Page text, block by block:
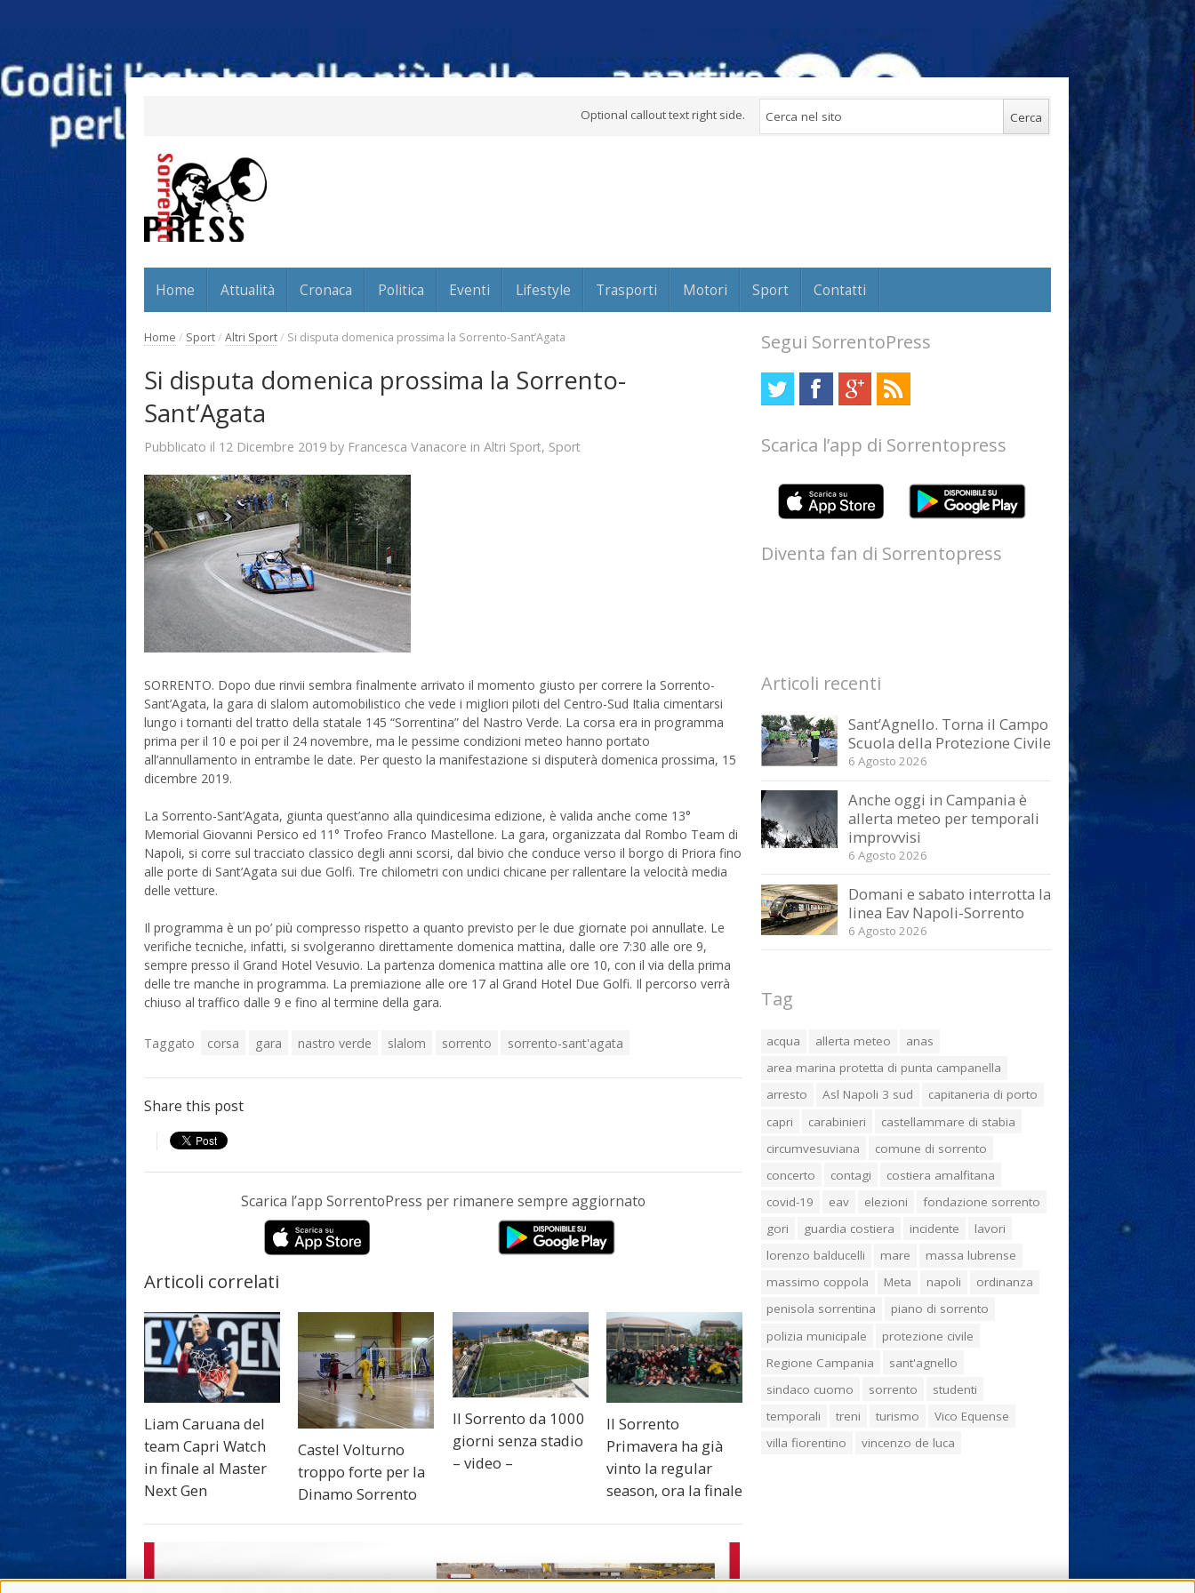
Optional callout text right side.
Home Attualità Cronaca Politica Eventi Lifestyle Trasporti Motori Sport Contatti
Home / Sport/ Altri Sport/ Si disputa domenica prossima la Sorrento-Sant’Agata
Si disputa domenica prossima la Sorrento-
Sant’Agata
Pubblicato il 12 Dicembre 2019 by Francesca Vanacore in Altri Sport, Sport
SORRENTO. Dopo due rinvii sembra finalmente arrivato il momento giusto per correre la Sorrento-
Sant’Agata, la gara di slalom automobilistico che vede i migliori piloti del Centro-Sud Italia cimentarsi
lungo i tornanti del tratto della statale 145 “Sorrentina” del Nastro Verde. La corsa era in programma
prima per il 10 e poi per il 24 novembre, ma le pessime condizioni meteo hanno portato
all’annullamento in entrambe le date. Per questo la manifestazione si disputerà domenica prossima, 15
dicembre 2019.
La Sorrento-Sant’Agata, giunta quest’anno alla quindicesima edizione, è valida anche come 13°
Memorial Giovanni Persico ed 11° Trofeo Franco Mastellone. La gara, organizzata dal Rombo Team di
Napoli, si corre sul tracciato classico degli anni scorsi, dal bivio che conduce verso il borgo di Priora fino
alle porte di Sant’Agata sui due Golfi. Tre chilometri con undici chicane per rallentare la velocità media
delle vetture.
Il programma è un po’ più compresso rispetto a quanto previsto per le due giornate poi annullate. Le
verifiche tecniche, infatti, si svolgeranno direttamente domenica mattina, dalle ore 7:30 alle ore 9,
sempre presso il Grand Hotel Vesuvio. La partenza domenica mattina alle ore 10, con il via della prima
delle tre manche in programma. La premiazione alle ore 17 al Grand Hotel Due Golfi. Il percorso verrà
chiuso al traffico dalle 9 e fino al termine della gara.
Taggato corsa gara nastro verde slalom sorrento sorrento-sant'agata
Share this post
Scarica l’app SorrentoPress per rimanere sempre aggiornato
Articoli correlati
Liam Caruana del
team Capri Watch
in finale al Master
Next Gen
Castel Volturno
troppo forte per la
Dinamo Sorrento
Il Sorrento da 1000
giorni senza stadio
– video –
Il Sorrento
Primavera ha già
vinto la regular
season, ora la finale
Segui SorrentoPress
Scarica l’app di Sorrentopress
Diventa fan di Sorrentopress
Articoli recenti
Sant’Agnello. Torna il Campo
Scuola della Protezione Civile
6 Agosto 2026
Anche oggi in Campania è
allerta meteo per temporali
improvvisi
6 Agosto 2026
Domani e sabato interrotta la
linea Eav Napoli-Sorrento
6 Agosto 2026
Tag
acqua allerta meteo
anas
area marina protetta di punta campanella
arresto
Asl Napoli 3 sud
capitaneria di porto
capri
carabinieri
castellammare di stabia
circumvesuviana
comune di sorrento
concerto
contagi
costiera amalfitana
covid-19
eav elezioni
fondazione sorrento
gori
guardia costiera incidente
lavori
lorenzo balducelli
mare
massa lubrense
massimo coppola
Meta napoli
ordinanza
penisola sorrentina
piano di sorrento
polizia municipale
protezione civile
Regione Campania
sant'agnello
sindaco cuomo
sorrento
studenti
temporali
treni turismo
Vico Equense
villa fiorentino
vincenzo de luca